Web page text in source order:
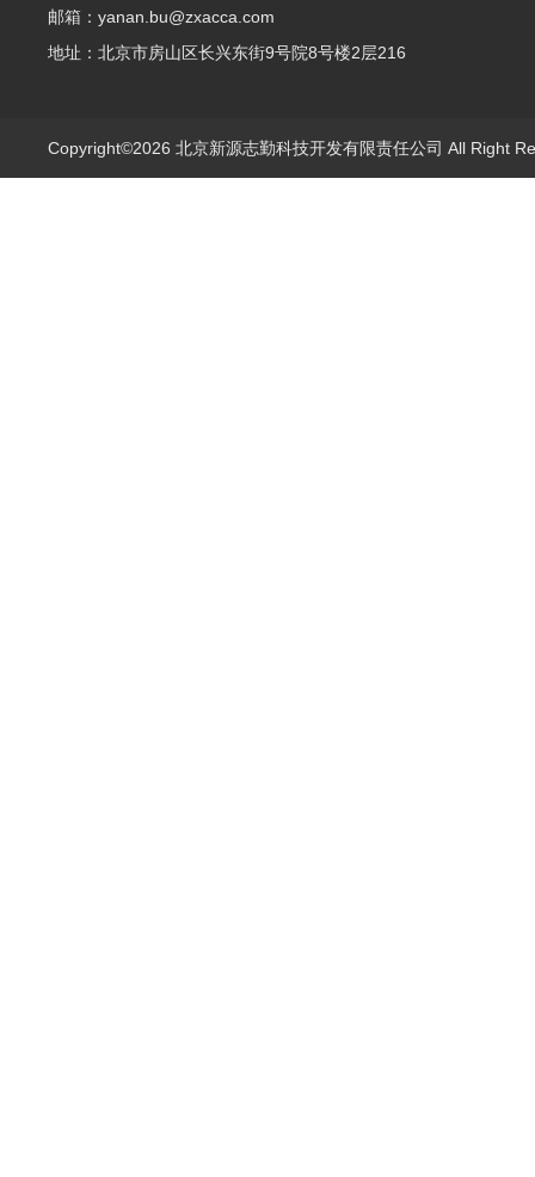
邮箱：yanan.bu@zxacca.com
地址：北京市房山区长兴东街9号院8号楼2层216
Copyright©2026 北京新源志勤科技开发有限责任公司 All Right